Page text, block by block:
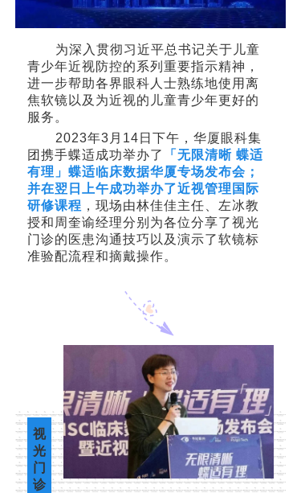
为深入贯彻习近平总书记关于儿童
青少年近视防控的系列重要指示精神，
进一步帮助各界眼科人士熟练地使用离
焦软镜以及为近视的儿童青少年更好的
服务。
2023年3月14日 下午，华厦眼科集
团携手蝶适成功举办了
「无限清晰 蝶适
有理」蝶适临床数据华厦专场发布会；
并在翌日上午成功举办了近视管理国际
研修课程 ，现场由林佳佳主任 、左冰教
授和周奎谕经理分别为各位分享了视光
门诊的医患沟通技巧以及演示了软镜标
准验配流程和摘戴操作。
视
光
门
诊